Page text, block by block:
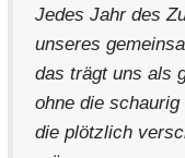
Jedes Jahr des
unseres
das trägt uns als
ohne die schaurig
die plötzlich